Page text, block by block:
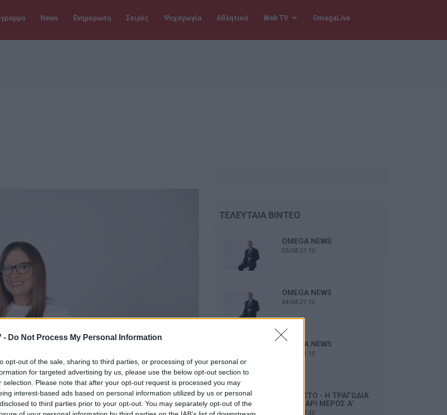
- Do Not Process My Personal Information
opt-out of the sale, sharing to third parties, or processing of your personal or
for targeted advertising by us, please use the below opt-out section to
selection. Please note that after your opt-out request is processed you may
interest-based ads based on personal information utilized by us or personal
to third parties prior to your opt-out. You may separately opt-out of the
News Ενημέρωση Σειρές Ψυχαγωγία Αθλητικά Web TV
OmegaLive
ΤΕΛΕΥΤΑΙΑ ΒΙΝΤΕΟ
OMEGA NEWS
05/08 21:10
OMEGA NEWS
04/08 21:10
OMEGA NEWS
03/08 21:10
DE FACTO - Η ΤΡΑΓΩΔΙΑ
ΣΤΟ ΜΑΡΙ ΜΕΡΟΣ Α'
02/08 22:30